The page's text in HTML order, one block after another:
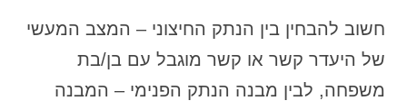
חשוב להבחין בין הנתק החיצוני – המצב המעשי
של היעדר קשר או קשר מוגבל עם בן/בת
משפחה, לבין מבנה הנתק הפנימי – המבנה